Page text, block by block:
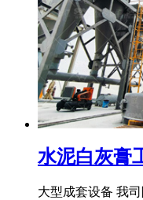
水泥白灰膏
大型成套设备 我